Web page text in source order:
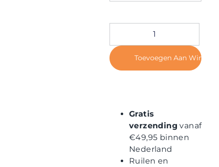
Toevoegen Aan
Gratis
verzending vanaf
€49,95 binnen
Nederland
Ruilen en